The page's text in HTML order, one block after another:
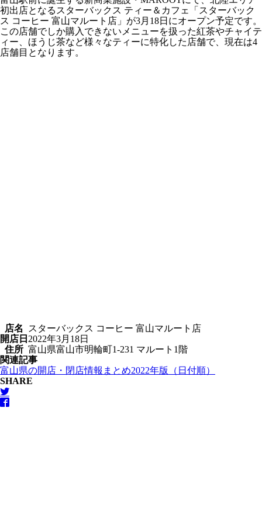
初出店となるスターバックス ティー＆カフェ「スターバック
ス コーヒー 富山マルート店」が3月18日にオープン予定です。
この店舗でしか購入できないメニューを扱った紅茶やチャイテ
ィー、ほうじ茶など様々なティーに特化した店舗で、現在は4
店舗目となります。
店名
スターバックス コーヒー 富山マルート店
開店日 2022年3月18日
住所 富山県富山市明輪町1-231 マルート1階
関連記事
富山県の開店・閉店情報まとめ2022年版（日付順）
SHARE